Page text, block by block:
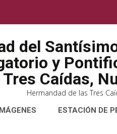
del
y
Caídas,
Hermandad de las Tres
ESTACIÓN DE